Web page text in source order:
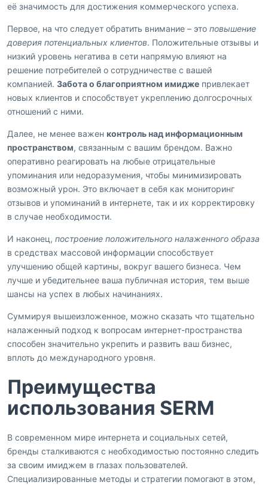
её значимость для достижения коммерческого успеха.
Первое, на что следует обратить внимание – это повышение
доверия потенциальных клиентов. Положительные отзывы и
низкий уровень негатива в сети напрямую влияют на
решение потребителей о сотрудничестве с вашей
компанией. Забота о благоприятном имидже привлекает
новых клиентов и способствует укреплению долгосрочных
отношений с ними.
Далее, не менее важен контроль над информационным
пространством, связанным с вашим брендом. Важно
оперативно реагировать на любые отрицательные
упоминания или недоразумения, чтобы минимизировать
возможный урон. Это включает в себя как мониторинг
отзывов и упоминаний в интернете, так и их корректировку
в случае необходимости.
И наконец, построение положительного налаженного образа
в средствах массовой информации способствует
улучшению общей картины, вокруг вашего бизнеса. Чем
лучше и убедительнее ваша публичная история, тем выше
шансы на успех в любых начинаниях.
Суммируя вышеизложенное, можно сказать что тщательно
налаженный подход к вопросам интернет-пространства
способен значительно укрепить и развить ваш бизнес,
вплоть до международного уровня.
Преимущества
использования SERM
В современном мире интернета и социальных сетей,
бренды сталкиваются с необходимостью постоянно следить
за своим имиджем в глазах пользователей.
Специализированные методы и стратегии помогают в этом,